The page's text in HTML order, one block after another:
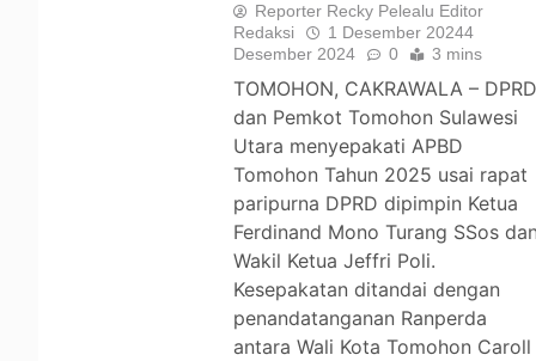
Reporter Recky Pelealu Editor
Redaksi
1 Desember 20244
Desember 2024
0 3 mins
TOMOHON, CAKRAWALA –
dan Pemkot Tomohon Sulawesi
Utara menyepakati APBD
Tomohon Tahun 2025 usai rapat
paripurna DPRD dipimpin Ketua
Ferdinand Mono Turang SSos
Wakil Ketua Jeffri Poli.
Kesepakatan ditandai dengan
penandatanganan Ranperda
antara Wali Kota Tomohon Caroll